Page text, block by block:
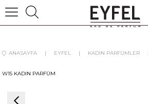
ANASAYFA EYFEL KADIN PARFÜMLER
W15 KADIN PARFÜM